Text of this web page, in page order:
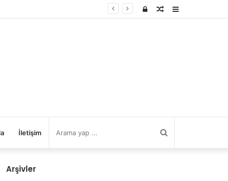
Rastgele
Kayıt
İletişim
Arşivler